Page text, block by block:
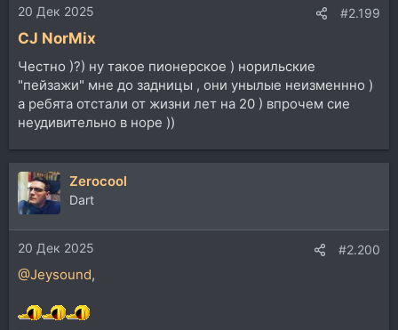
20 Дек 2025 #2.199
CJ NorMix
Честно )?) ну такое пионерское ) норильские
"пейзажи" мне до задницы , они унылые неизменнно )
а ребята отстали от жизни лет на 20 ) впрочем сие
неудивительно в норе ))
Zerocool
Dart
20 Дек 2025 #2.200
@Jeysound,